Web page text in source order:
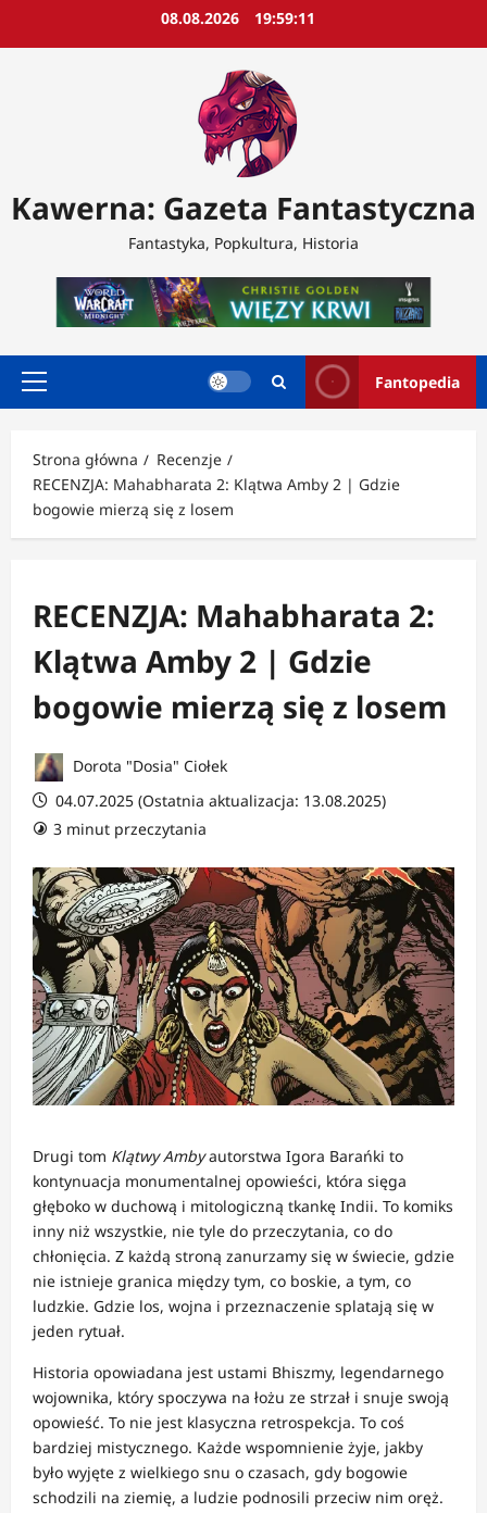
08.08.2026 19:59:13
Kawerna: Gazeta Fantastyczna
Fantastyka, Popkultura, Historia
Menu
Fantopedia
Strona główna
Recenzje
RECENZJA: Mahabharata 2: Klątwa Amby 2 | Gdzie
bogowie mierzą się z losem
RECENZJA: Mahabharata 2:
Klątwa Amby 2 | Gdzie
bogowie mierzą się z losem
Dorota "Dosia" Ciołek
04.07.2025 (Ostatnia aktualizacja: 13.08.2025)
3 minut przeczytania
Drugi tom Klątwy Ambyautorstwa Igora Barańki to
kontynuacja monumentalnej opowieści, która sięga
głęboko w duchową i mitologiczną tkankę Indii. To komiks
inny niż wszystkie, nie tyle do przeczytania, co do
chłonięcia. Z każdą stroną zanurzamy się w świecie, gdzie
nie istnieje granica między tym, co boskie, a tym, co
ludzkie. Gdzie los, wojna i przeznaczenie splatają się w
jeden rytuał.
Historia opowiadana jest ustami Bhiszmy, legendarnego
wojownika, który spoczywa na łożu ze strzał i snuje swoją
opowieść. To nie jest klasyczna retrospekcja. To coś
bardziej mistycznego. Każde wspomnienie żyje, jakby
było wyjęte z wielkiego snu o czasach, gdy bogowie
schodzili na ziemię, a ludzie podnosili przeciw nim oręż.